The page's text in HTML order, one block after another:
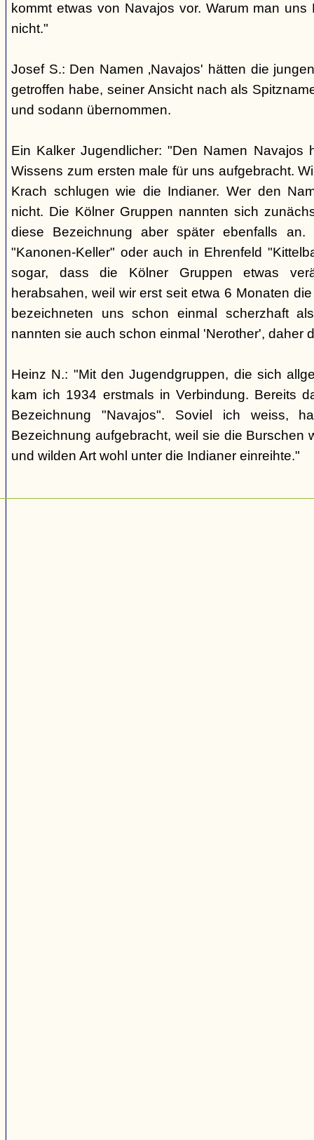
kommt etwas von Navajos vor. Warum man
nicht."
Josef S.: Den Namen ‚Navajos' hätten die
getroffen habe, seiner Ansicht nach als
und sodann übernommen.
Ein Kalker Jugendlicher: "Den Namen Navajos
Wissens zum ersten male für uns aufgebracht.
Krach schlugen wie die Indianer. Wer den
nicht. Die Kölner Gruppen nannten sich
diese Bezeichnung aber später ebenfalls
"Kanonen-Keller" oder auch in Ehrenfeld
sogar, dass die Kölner Gruppen etwas
herabsahen, weil wir erst seit etwa 6 Monaten
bezeichneten uns schon einmal scherzhaft
nannten sie auch schon einmal 'Nerother', daher
Heinz N.: "Mit den Jugendgruppen, die sich
kam ich 1934 erstmals in Verbindung. Bereits
Bezeichnung "Navajos". Soviel ich weiss,
Bezeichnung aufgebracht, weil sie die Burschen
und wilden Art wohl unter die Indianer einreihte."